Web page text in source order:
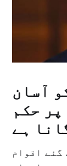
آسان
حکم
ہے
گئے اقوام